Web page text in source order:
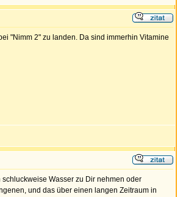
"Nimm 2" zu landen. Da sind immerhin Vitamine
Wasser zu Dir nehmen oder
und das über einen langen Zeitraum in